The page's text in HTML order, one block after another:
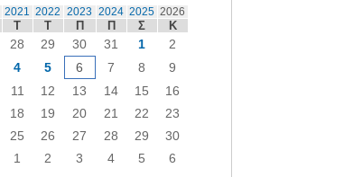
2021 2022 2023 2024 2025 2026
Τ Τ Π Π Σ Κ
28 29 30 31 1
2
4 5 6 7 8
9
11 12 13 14 15
16
18 19 20 21 22
23
25 26 27 28 29
30
1 2 3 4 5 6